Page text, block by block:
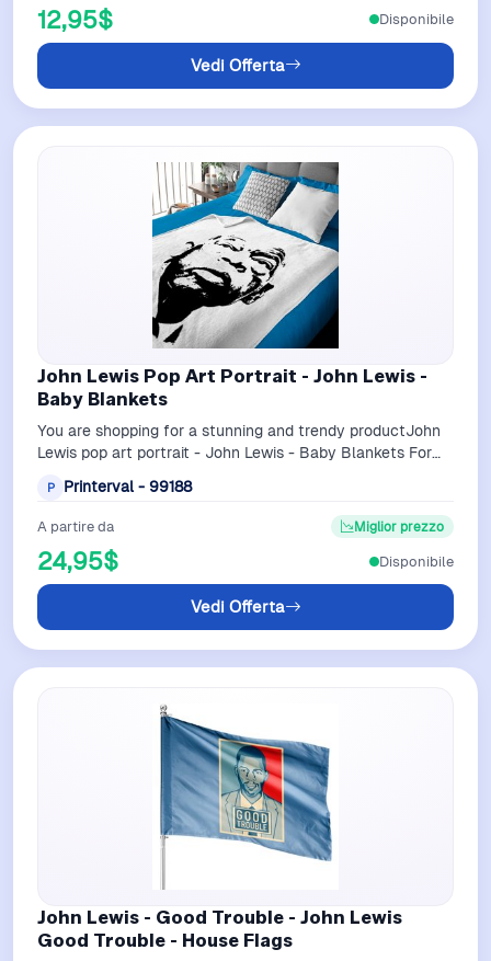
12,95$
Vedi Offerta
Disponibile
John Lewis Pop Art Portrait - John Lewis -
Baby Blankets
You are shopping for a stunning and trendy productJohn
Lewis pop art portrait - John Lewis - Baby Blankets For
P Printerval - 99188
A partire da
24,95$
Miglior prezzo
Vedi Offerta
Disponibile
John Lewis - Good Trouble - John Lewis
Good Trouble - House Flags